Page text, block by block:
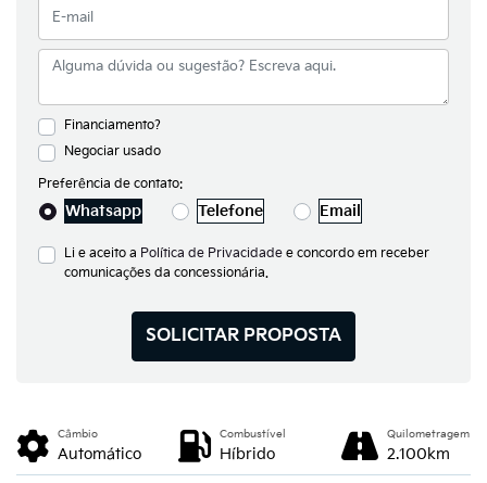
Financiamento?
Negociar usado
Preferência de contato:
Whatsapp Telefone Email
Li e aceito a Política de Privacidade e concordo em receber
comunicações da concessionária.
SOLICITAR PROPOSTA
Câmbio
Automático
Combustível
Híbrido
Quilometragem
2.100km